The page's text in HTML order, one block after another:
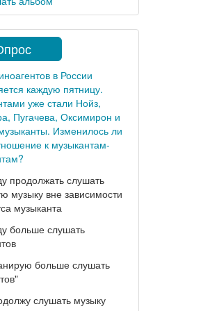
в России
каждую пятницу.
уже стали Нойз,
Пугачева, Оксимирон и
Изменилось ли
к музыкантам-
продолжать слушать
музыку вне зависимости
музыканта
больше слушать
больше слушать
слушать музыку